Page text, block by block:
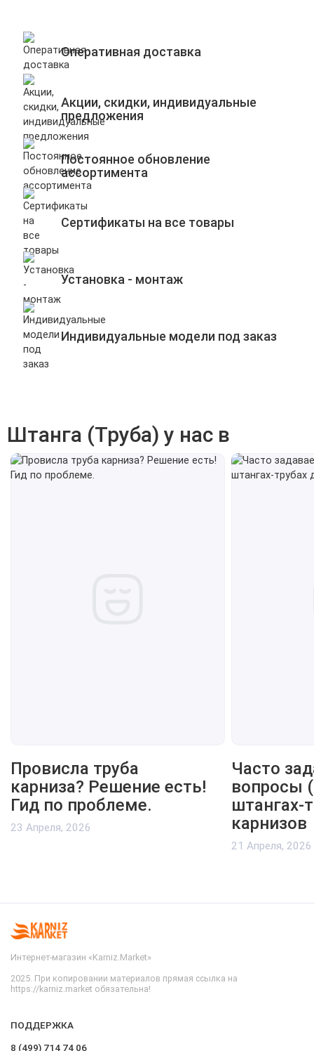
Оперативная доставка
Акции, скидки, индивидуальные
предложения
Постоянное обновление
ассортимента
Сертификаты на все товары
Установка - монтаж
Индивидуальные модели под заказ
Штанга (Труба) у нас в
Провисла труба
карниза? Решение есть!
Гид по проблеме.
23 Апреля, 2026
Часто
вопросы
штангах-
карнизов
21 Апреля, 2026
Интернет-магазин «Karniz.Market»
2025. При копировании материалов прямая ссылка на
https://karniz.market обязательна!
ПОДДЕРЖКА
8 (499) 714 74 06